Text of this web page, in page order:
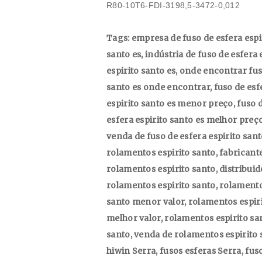
R80-10T6-FDI-3198,5-3472-0,012
Tags: empresa de fuso de esfera espirito santo es, fabricante de fuso de esfera espirito santo es, indústria de fuso de esfera espirito santo es, distribuidor de fuso de esfera espirito santo es, onde encontrar fuso de esfera espirito santo es, fuso de esfera espirito santo es onde encontrar, fuso de esfera espirito santo es menor valor, fuso de esfera espirito santo es menor preço, fuso de esfera espirito santo es melhor valor, fuso de esfera espirito santo es melhor preço, onde comprar fuso de esfera espirito santo es, venda de fuso de esfera espirito santo es, fuso de esfera espirito santo es, empresa de rolamentos espirito santo, fabricante de rolamentos espirito santo, indústria de rolamentos espirito santo, distribuidor de rolamentos espirito santo, onde encontrar rolamentos espirito santo, rolamentos espirito santo onde encontrar, rolamentos espirito santo menor valor, rolamentos espirito santo menor preço, rolamentos espirito santo melhor valor, rolamentos espirito santo melhor preço, onde comprar rolamentos espirito santo, venda de rolamentos espirito santo, rolamentos espirito santo, fusos de esferas hiwin Serra, fusos esferas Serra, fuso de esfera espirito santo cidade Serra, fusos esferico hiwin Serra, fusos de esferas hiwin Vila Velha, fusos esferas Vila Velha, fuso de esfera espirito santo cidade Vila Velha, fusos esferico hiwin Vila Velha, fusos de esferas hiwin Cariacica, fusos esferas Cariacica, fuso de esfera espirito santo cidade Cariacica, fusos esferico hiwin Cariacica, fusos de esferas hiwin Vitória, fusos esferas Vitória, fuso de esfera espirito santo cidade Vitória, fusos esferico hiwin Vitória, fusos de esferas hiwin Cachoeiro de Itapemirim, fusos esferas Cachoeiro de Itapemirim, fuso de esfera espirito santo cidade Cachoeiro de Itapemirim, fusos esferico hiwin Cachoeiro de Itapemirim, fusos de esferas hiwin Linhares, fusos esferas Linhares, fuso de esfera espirito santo cidade Linhares, fusos esferico hiwin Linhares, fusos de esferas hiwin São Mateus, fusos esferas São Mateus, fuso de esfera espirito santo cidade São Mateus, fusos esferico hiwin São Mateus, fusos de esferas hiwin Guarapari, fusos esferas Guarapari, fuso de esfera espirito santo cidade Guarapari, fusos esferico hiwin Guarapari, fusos de esferas hiwin Colatina, fusos esferas Colatina, fuso de esfera espirito santo cidade Colatina, fusos esferico hiwin Colatina, fusos de esferas hiwin Aracruz, fusos esferas Aracruz, fuso de esfera espirito santo cidade Aracruz, fusos esferico hiwin Aracruz, fusos de esferas hiwin Viana, fusos esferas Viana, fuso de esfera espirito santo cidade Viana, fusos esferico hiwin Viana, fusos de esferas hiwin Nova Venécia, fusos esferas Nova Venécia, fuso de esfera espirito santo cidade Nova Venécia, fusos esferico hiwin Nova Venécia, fusos de esferas hiwin Barra de São Francisco, fusos esferas Barra de São Francisco, fuso de esfera espirito santo cidade Barra de São Francisco, fusos esferico hiwin Barra de São Francisco, fusos de esferas hiwin Santa Maria de Jetibá, fusos esferas Santa Maria de Jetibá, fuso de esfera espirito santo cidade Santa Maria de Jetibá, fusos esferico hiwin Santa Maria de Jetibá, fusos de esferas hiwin Marataízes, fusos esferas Marataízes, fuso de esfera espirito santo cidade Marataízes, fusos esferico hiwin Marataízes, fusos de esferas hiwin São Gabriel da Palha, fusos esferas São Gabriel da Palha, fuso de esfera espirito santo cidade São Gabriel da Palha, fusos esferico hiwin São Gabriel da Palha, fusos de esferas hiwin Castelo, fusos esferas Castelo, fuso de esfera espirito santo cidade Castelo, fusos esferico hiwin Castelo, fusos de esferas hiwin Itapemirim, fusos esferas Itapemirim, fuso de esfera espirito santo cidade Itapemirim, fusos esferico hiwin Itapemirim, fusos de esferas hiwin Domingos Martins, fusos esferas Domingos Martins, fuso de esfera espirito santo cidade Domingos Martins, fusos esferico hiwin Domingos Martins, fusos de esferas hiwin Conceição da Barra, fusos esferas Conceição da Barra, fuso de esfera espirito santo cidade Conceição da Barra, fusos esferico hiwin Conceição da Barra, fusos de esferas hiwin Baixo Guandu,